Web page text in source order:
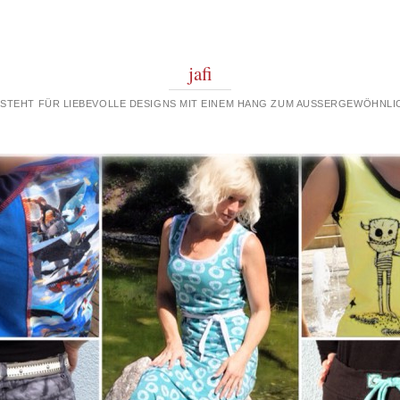
jafi
FÜR LIEBEVOLLE DESIGNS MIT EINEM HANG ZUM